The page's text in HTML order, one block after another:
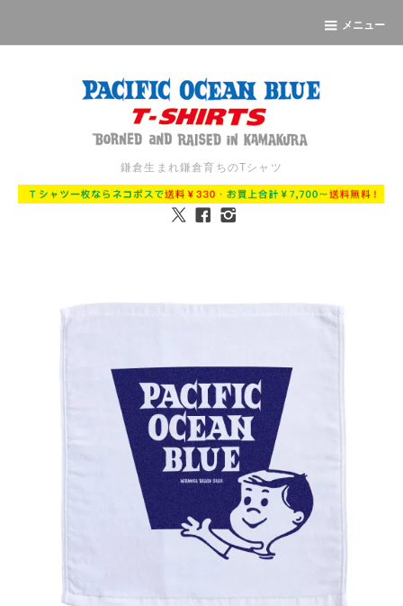
メニュー
鎌倉生まれ鎌倉育ちのTシャツ